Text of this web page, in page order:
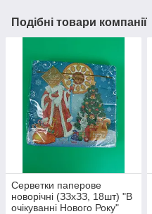
Подібні товари компанії
Серветки паперове
новорічні (ЗЗхЗЗ, 18шт) "В
очікуванні Нового Року"